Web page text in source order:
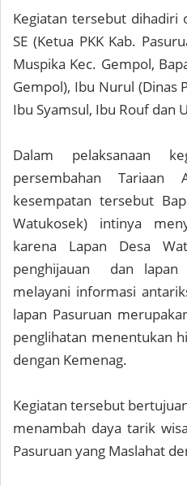
Kegiatan tersebut dihadiri
SE (Ketua PKK Kab.
Muspika Kec. Gempol,
Gempol), Ibu Nurul (Dinas
Ibu Syamsul, Ibu Rouf dan
Dalam pelaksanaan
persembahan Tariaan
kesempatan tersebut
Watukosek) intinya
karena Lapan Desa
penghijauan dan
melayani informasi
lapan Pasuruan
penglihatan menentukan
dengan Kemenag.
Kegiatan tersebut
menambah daya tarik
Pasuruan yang Maslahat